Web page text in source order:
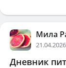
Мила
Дневник